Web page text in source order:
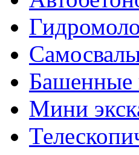
Башенные
Мини